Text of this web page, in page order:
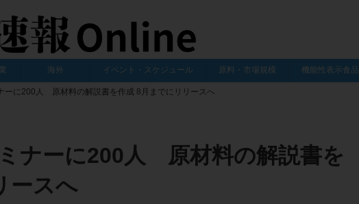
海外 イベント・スケジュール 原料・市場規模 機能性表示食品
ーに200人 原材料の解説書を作成 8月までにリリースへ
ナーに200人 原材料の解説書を
ースへ